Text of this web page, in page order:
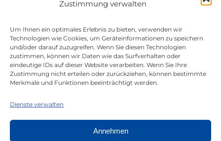
Zustimmung verwalten
Um Ihnen ein optimales Erlebnis zu bieten, verwenden wir
Technologien wie Cookies, um Geräteinformationen zu speichern
und/oder darauf zuzugreifen. Wenn Sie diesen Technologien
zustimmen, können wir Daten wie das Surfverhalten oder
eindeutige IDs auf dieser Website verarbeiten. Wenn Sie Ihre
Zustimmung nicht erteilen oder zurückziehen, können bestimmte
Merkmale und Funktionen beeinträchtigt werden.
Dienste verwalten
Annehmen
Aktuell / Saison
Mitgliedschaft bei